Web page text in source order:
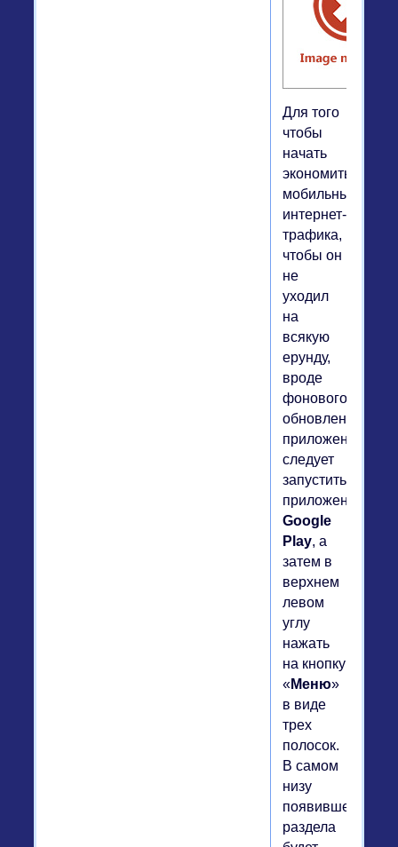
Для того
чтобы
начать
экономить
мобильный
интернет-
трафика,
чтобы он
не
уходил
на
всякую
ерунду,
вроде
фонового
обновления
приложений,
следует
запустить
приложение
Google
Play, а
затем в
верхнем
левом
углу
нажать
на кнопку
«Меню»
в виде
трех
полосок.
В самом
низу
появившегося
раздела